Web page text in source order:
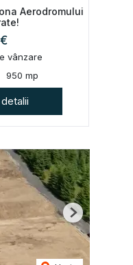
Aerodromului
vânzare
950 mp
Next